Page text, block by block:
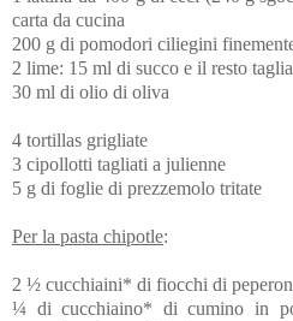
carta da cucina
200 g di pomodori ciliegini
2 lime: 15 ml di succo e il resto
30 ml di olio di oliva
4 tortillas grigliate
3 cipollotti tagliati a julienne
5 g di foglie di prezzemolo tritate
Per la pasta chipotle:
2 ½ cucchiaini* di fiocchi di
¼ dicucchiaino* di cumino in